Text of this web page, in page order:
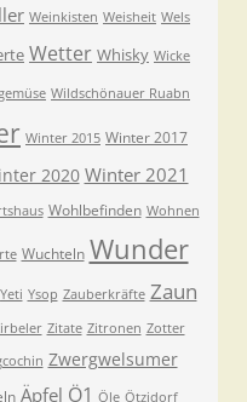
Weinkisten Weisheit Wels
Wetter Whisky Wicke
Wildschönauer Ruabn
Winter 2015 Winter 2017
2020 Winter 2021
Wohlbefinden Wohnen
Wuchteln Wunder
Yeti Ysop Zauberkräfte Zaun
Zitate Zitronen Zotter
Zwergwelsumer
Äpfel Ö1 Öle Ötzidorf